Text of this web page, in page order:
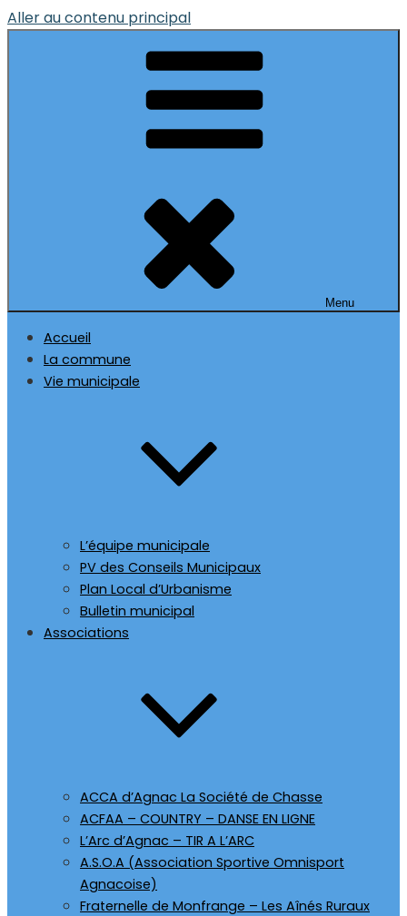
Aller au contenu principal
Menu
Accueil
La commune
Vie municipale
L’équipe municipale
PV des Conseils Municipaux
Plan Local d’Urbanisme
Bulletin municipal
Associations
ACCA d’Agnac La Société de Chasse
ACFAA – COUNTRY – DANSE EN LIGNE
L’Arc d’Agnac – TIR A L’ARC
A.S.O.A (Association Sportive Omnisport
Agnacoise)
Fraternelle de Monfrange – Les Aînés Ruraux